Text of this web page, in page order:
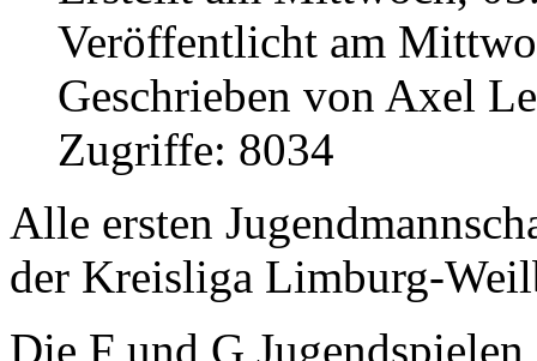
Veröffentlicht am
Geschrieben von Axel
Zugriffe: 8034
Alle ersten
der Kreisliga Limburg-
Die F und G